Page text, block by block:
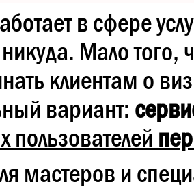
в сфере
Мало того,
клиентам о
вариант:
пользователей
мастеров и